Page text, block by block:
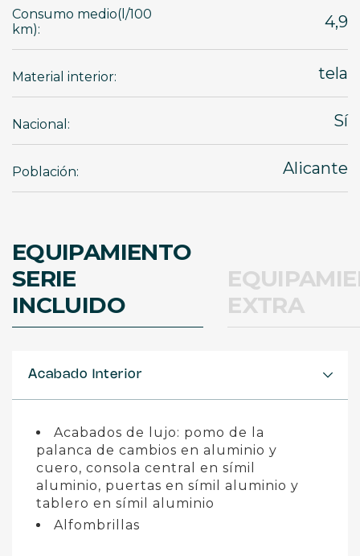
Consumo medio(l/100
km):
4,9
Material interior: tela
Nacional: Sí
Población: Alicante
EQUIPAMIENTO
SERIE
INCLUIDO
EXTRA
Acabado Interior
Acabados de lujo: pomo de la
palanca de cambios en aluminio y
cuero, consola central en símil
aluminio, puertas en símil aluminio y
tablero en símil aluminio
Alfombrillas